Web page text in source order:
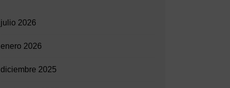
julio 2026
enero 2026
diciembre 2025